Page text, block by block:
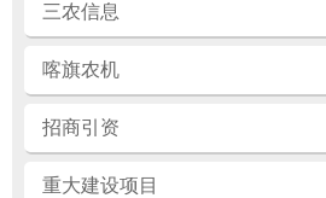
三农信息
喀旗农机
招商引资
重大建设项目